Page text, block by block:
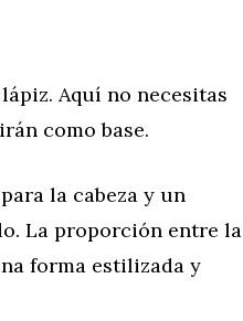
Aquí no necesitas
como base.
la cabeza y un
La proporción entre la
forma estilizada y